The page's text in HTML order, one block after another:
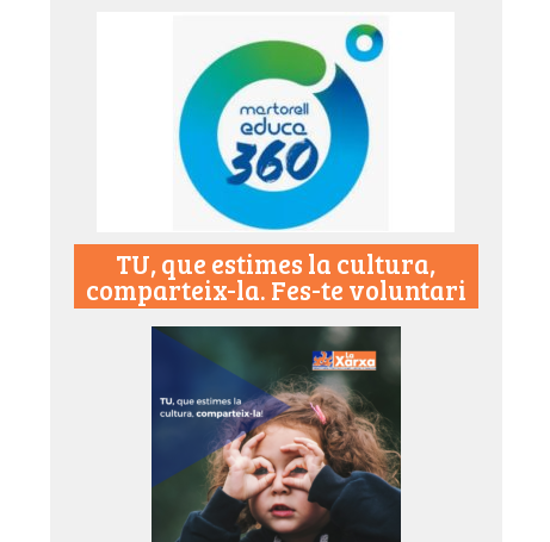
TU, que estimes la cultura,
comparteix-la. Fes-te voluntari